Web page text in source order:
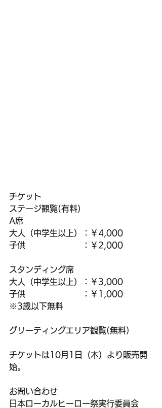
チケット
ステージ観覧(有料)
A席
大人（中学生以上）：￥4,000
子供　　　　　　　：￥2,000
スタンディング席
大人（中学生以上）：￥3,000
子供　　　　　　　：￥1,000
※3歳以下無料
グリーティングエリア観覧(無料)
チケットは10月1日（木）より販売開
始。
お問い合わせ
日本ローカルヒーロー祭実行委員会